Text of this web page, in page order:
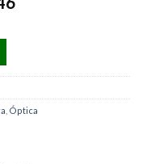
Óptica